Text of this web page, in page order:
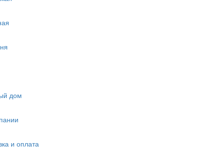
дом
и оплата